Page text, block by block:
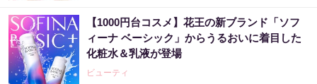
【1000円台コスメ】花王の新ブランド「ソフ
ィーナ ベーシック」からうるおいに着目した
化粧水＆乳液が登場
ビューティ